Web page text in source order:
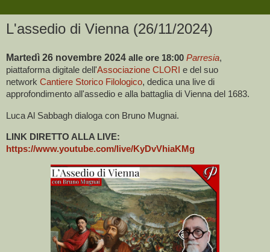
L'assedio di Vienna (26/11/2024)
Martedì 26 novembre 2024 alle ore 18:00 Parresia,
piattaforma digitale dell'Associazione CLORI e del suo
network Cantiere Storico Filologico, dedica una live di
approfondimento all'assedio e alla battaglia di Vienna del 1683.
Luca Al Sabbagh dialoga con Bruno Mugnai.
LINK DIRETTO ALLA LIVE:
https://www.youtube.com/live/KyDvVhiaKMg